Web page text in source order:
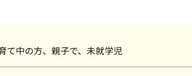
て中の方、親子で、未就学児